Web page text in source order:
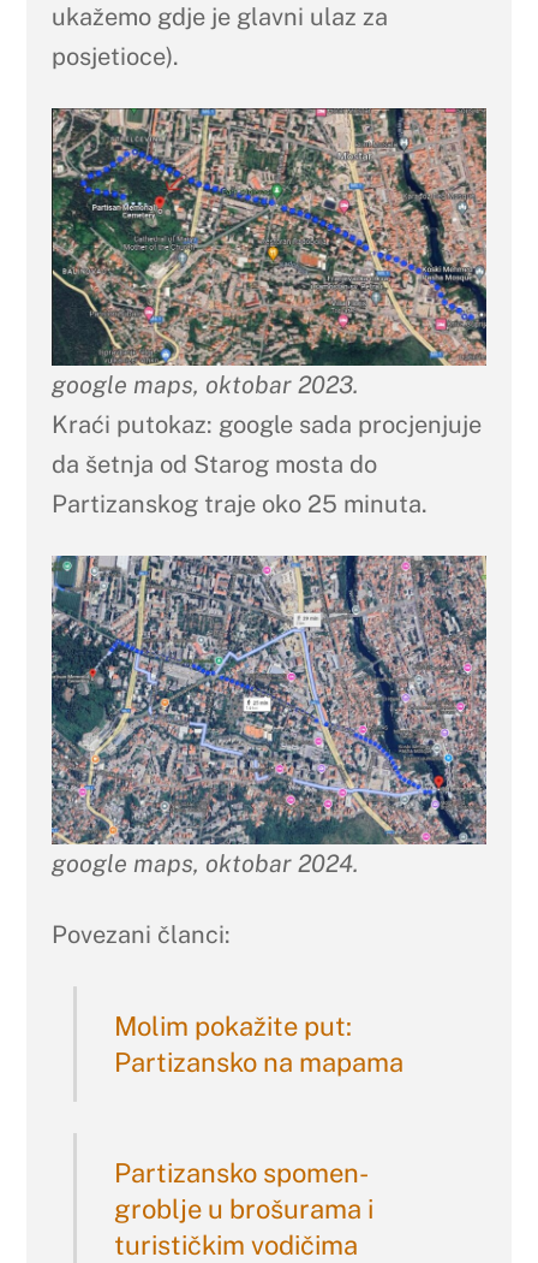
ukažemo gdje je glavni ulaz za
posjetioce).
google maps, oktobar 2023.
Kraći putokaz: google sada procjenjuje
da šetnja od Starog mosta do
Partizanskog traje oko 25 minuta.
google maps, oktobar 2024.
Povezani članci:
Molim pokažite put:
Partizansko na mapama
Partizansko spomen-
groblje u brošurama i
turističkim vodičima